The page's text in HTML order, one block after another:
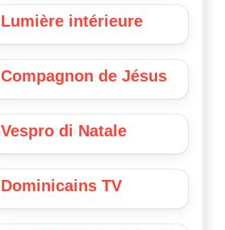
Lumière intérieure
Compagnon de Jésus
Vespro di Natale
Dominicains TV